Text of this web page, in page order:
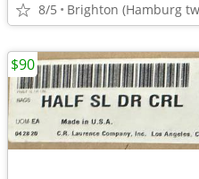
8/5 Brighton (Hamburg
$90